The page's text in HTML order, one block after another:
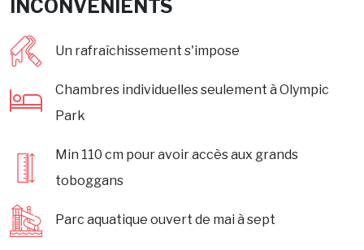
INCONVÉNIENTS
Un rafraîchissement s'impose
Chambres individuelles seulement à Olympic
Park
Min 110 cm pour avoir accès aux grands
toboggans
Parc aquatique ouvert de mai à sept